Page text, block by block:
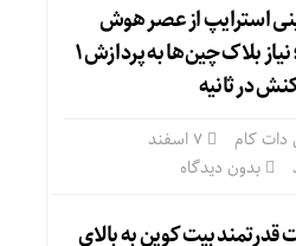
استرایپ از عصر هوش
مصنوعی؛ نیاز بلاک چین‌ها به پردازش ۱
در ثانیه
دات کام
بدون دیدگاه
قدرتمند بیت کوین به بالای